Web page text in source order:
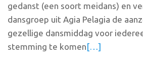
gedanst (een soort meidans) en
dansgroep uit Agia Pelagia de
gezellige dansmiddag voor
stemming te komen[…]